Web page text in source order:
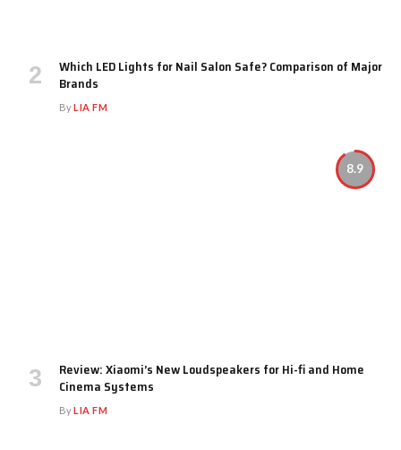
Which LED Lights for Nail Salon Safe? Comparison of Major
Brands
ByLIA FM
8.9
Review: Xiaomi’s New Loudspeakers for Hi-fi and Home
Cinema Systems
ByLIA FM